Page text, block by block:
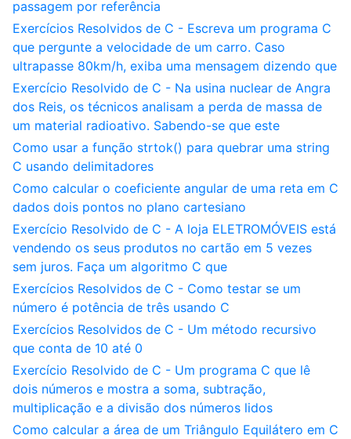
passagem por referência
Exercícios Resolvidos de C - Escreva um programa C
que pergunte a velocidade de um carro. Caso
ultrapasse 80km/h, exiba uma mensagem dizendo que
Exercício Resolvido de C - Na usina nuclear de Angra
dos Reis, os técnicos analisam a perda de massa de
um material radioativo. Sabendo-se que este
Como usar a função strtok() para quebrar uma string
C usando delimitadores
Como calcular o coeficiente angular de uma reta em C
dados dois pontos no plano cartesiano
Exercício Resolvido de C - A loja ELETROMÓVEIS está
vendendo os seus produtos no cartão em 5 vezes
sem juros. Faça um algoritmo C que
Exercícios Resolvidos de C - Como testar se um
número é potência de três usando C
Exercícios Resolvidos de C - Um método recursivo
que conta de 10 até 0
Exercício Resolvido de C - Um programa C que lê
dois números e mostra a soma, subtração,
multiplicação e a divisão dos números lidos
Como calcular a área de um Triângulo Equilátero em C